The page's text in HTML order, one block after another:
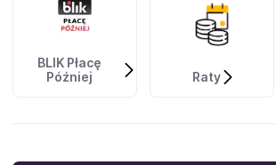
BLIK Płacę
Później
Raty